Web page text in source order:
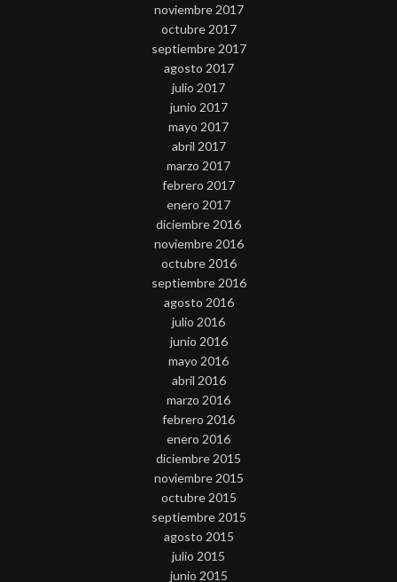
noviembre 2017
octubre 2017
septiembre 2017
agosto 2017
julio 2017
junio 2017
mayo 2017
abril 2017
marzo 2017
febrero 2017
enero 2017
diciembre 2016
noviembre 2016
octubre 2016
septiembre 2016
agosto 2016
julio 2016
junio 2016
mayo 2016
abril 2016
marzo 2016
febrero 2016
enero 2016
diciembre 2015
noviembre 2015
octubre 2015
septiembre 2015
agosto 2015
julio 2015
junio 2015